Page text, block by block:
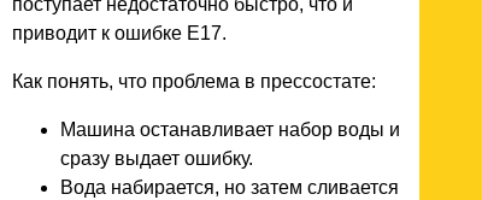
поступает недостаточно быстро, что и
приводит к ошибке E17.
Как понять, что проблема в прессостате:
Машина останавливает набор воды и
сразу выдает ошибку.
Вода набирается, но затем сливается